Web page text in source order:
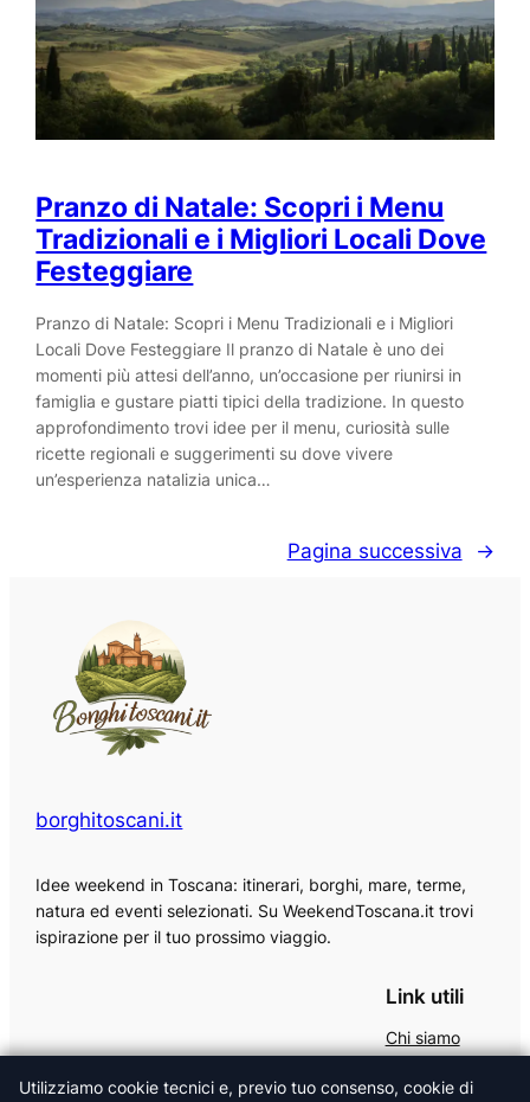
Pranzo di Natale: Scopri i Menu
Tradizionali e i Migliori Locali Dove
Festeggiare
Pranzo di Natale: Scopri i Menu Tradizionali e i Migliori
Locali Dove Festeggiare Il pranzo di Natale è uno dei
momenti più attesi dell’anno, un’occasione per riunirsi in
famiglia e gustare piatti tipici della tradizione. In questo
approfondimento trovi idee per il menu, curiosità sulle
ricette regionali e suggerimenti su dove vivere
un’esperienza natalizia unica…
Pagina successiva →
borghitoscani.it
Idee weekend in Toscana: itinerari, borghi, mare, terme,
natura ed eventi selezionati. Su WeekendToscana.it trovi
ispirazione per il tuo prossimo viaggio.
Link utili
Chi siamo
Privacy Policy
Utilizziamo cookie tecnici e, previo tuo consenso, cookie di